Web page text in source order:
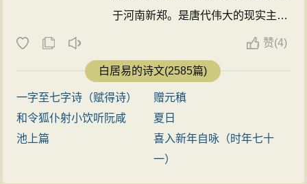
于河南新郑。是唐代伟大的现实主义
白居易与
元稹共同倡导新乐府运动，世称“元
白”，与刘禹锡并称“刘白”。
诗歌题材广泛，形式多样，语言平易
通俗，有“诗魔”和“诗王”之称。官至
翰林学士、左赞善大夫。公元846
赞(4)
白居易的诗文(2585篇)
一字至七字诗（赋得诗）
赠元稹
和令狐仆射小饮听阮咸
夏日
池上篇
喜入新年自咏（时年七十
一）